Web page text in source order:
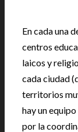
En cada una
centros
laicos y
cada ciudad
territorios
hay un
por la